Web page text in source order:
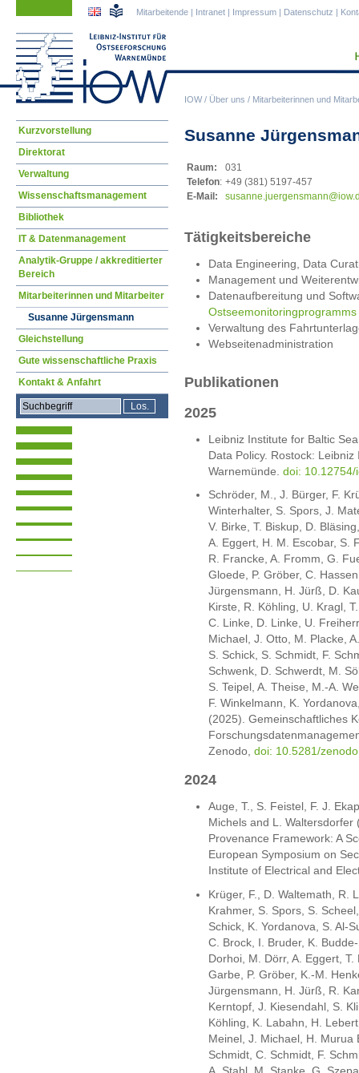
IOW/ Über uns / Mitarbeiterinnen und
Mitarbeitende | Intranet | Impressum | Datenschutz |
Susanne
Raum:
031
Telefon: +49 (381) 5197-457
E-Mail:
susa
Tätigkeitsbereiche
Data Engineering, Data
Management und
Datenaufbereitung und
Ostseemonitoringprogramms
Verwaltung des
Webseitenadministration
Publikationen
2025
Leibniz Institute for Baltic
Data Policy. Rostock:
Warnemünde. doi:
Schröder, M., J. Bürger, F.
Winterhalter, S. Spors, J.
V. Birke, T. Biskup, D.
A. Eggert, H. M. Escobar, S.
R. Francke, A. Fromm, G.
Gloede, P. Gröber, C.
Jürgensmann, H. Jürß, D.
Kirste, R. Köhling, U. Kragl,
C. Linke, D. Linke, U.
Michael, J. Otto, M. Placke,
S. Schick, S. Schmidt, F.
Schwenk, D. Schwerdt, M.
S. Teipel, A. Theise, M.-A.
F. Winkelmann, K.
(2025). Gemeinschaftliches
Zenodo, doi: 10.5281/
2024
Auge, T., S. Feistel, F. J.
Michels and L.
Provenance Framework: A
European Symposium on
Institute of Electrical and
Krüger, F., D. Waltemath, R.
Krahmer, S. Spors, S.
Schick, K. Yordanova, S. Al-
C. Brock, I. Bruder, K.
Dorhoi, M. Dörr, A. Eggert,
Garbe, P. Gröber, K.-M.
Jürgensmann, H. Jürß, R.
Kerntopf, J. Kiesendahl, S.
Köhling, K. Labahn, H.
Meinel, J. Michael, H. Murua
Schmidt, C. Schmidt, F.
A. Stahl, M. Stanke, G.
Navigation
Kurzvorstellung
Direktorat
Verwaltung
Wissenschaftsmanagement
Bibliothek
IT & Datenmanagement
Analytik-Gruppe / akkreditierter
Bereich
Mitarbeiterinnen und Mitarbeiter
Susanne Jürgensmann
Gleichstellung
Gute wissenschaftliche Praxis
Kontakt & Anfahrt